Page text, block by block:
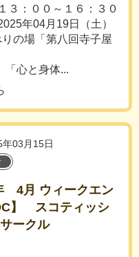
３：００～１６：３０
年04月19日（土）
の場「第八回寺子屋
「心と身体...
03月15日
4月 ウィークエン
】 スコティッシ
ークル